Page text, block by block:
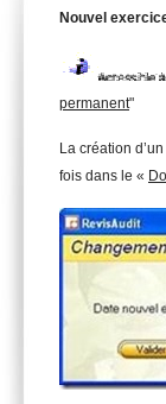
Nouvel
permanent"
La création d’un
fois dans le «